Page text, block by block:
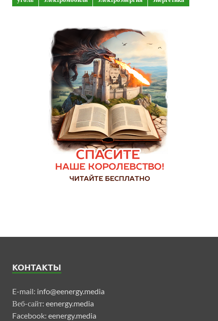
КОНТАКТЫ
E-mail: info@eenergy.media
Веб-сайт: eenergy.media
Facebook: eenergy.media